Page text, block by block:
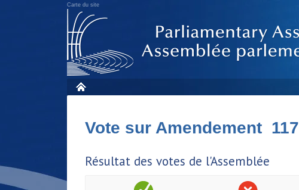
Carte du site
Vote sur Amendement 117
Résultat des votes de l'Assemblée